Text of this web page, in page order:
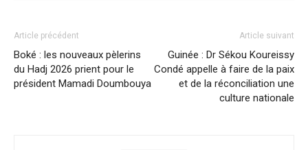
Article précédent
Boké : les nouveaux pèlerins
du Hadj 2026 prient pour le
président Mamadi Doumbouya
Article suivant
Guinée : Dr Sékou Koureissy
Condé appelle à faire de la paix
et de la réconciliation une
culture nationale